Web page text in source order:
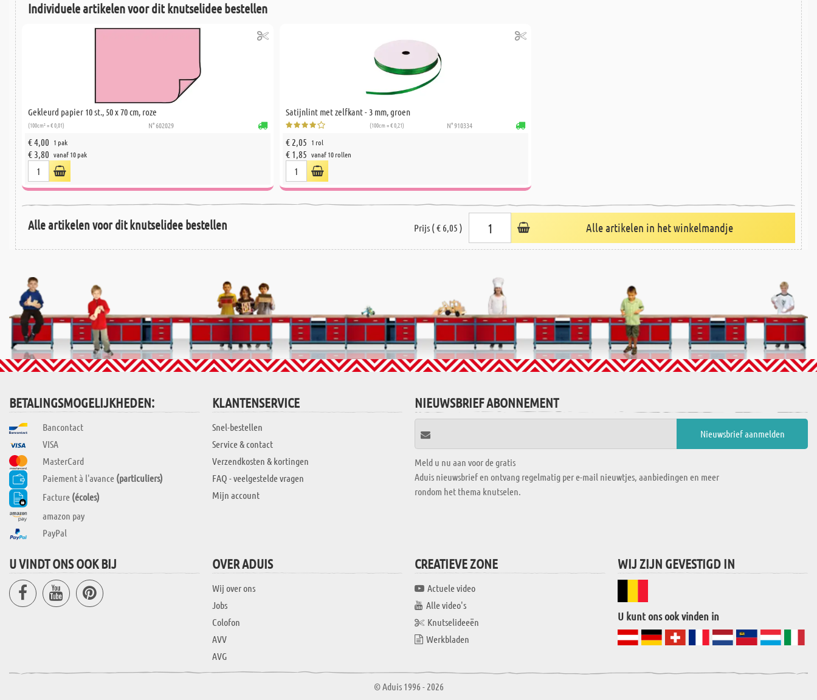
Individuele artikelen voor dit knutselidee bestellen
Gekleurd papier 10 st., 50 x 70 cm, roze
(100cm² = € 0,01) N° 602029
€ 4,00 1 pak
€ 3,80 vanaf 10 pak
Satijnlint met zelfkant - 3 mm, groen
(100cm = € 0,21) N° 910334
€ 2,05 1 rol
€ 1,85 vanaf 10 rollen
Alle artikelen voor dit knutselidee bestellen Prijs ( € 6,05 ) Alle artikelen in het winkelmandje
BETALINGSMOGELIJKHEDEN:
Bancontact
VISA
MasterCard
Paiement à l'avance (particuliers)
Facture (écoles)
amazon pay
PayPal
KLANTENSERVICE
Snel-bestellen
Service & contact
Verzendkosten & kortingen
FAQ - veelgestelde vragen
Mijn account
NIEUWSBRIEF ABONNEMENT
Meld u nu aan voor de gratis
Aduis nieuwsbrief en ontvang regelmatig per e-mail nieuwtjes, aanbiedingen en meer
rondom het thema knutselen.
U VINDT ONS OOK BIJ OVER ADUIS
Wij over ons
Jobs
Colofon
AVV
AVG
CREATIEVE ZONE
Actuele video
Alle video's
Knutselideeën
Werkbladen
WIJ ZIJN GEVESTIGD IN
U kunt ons ook vinden in
© Aduis 1996 - 2026